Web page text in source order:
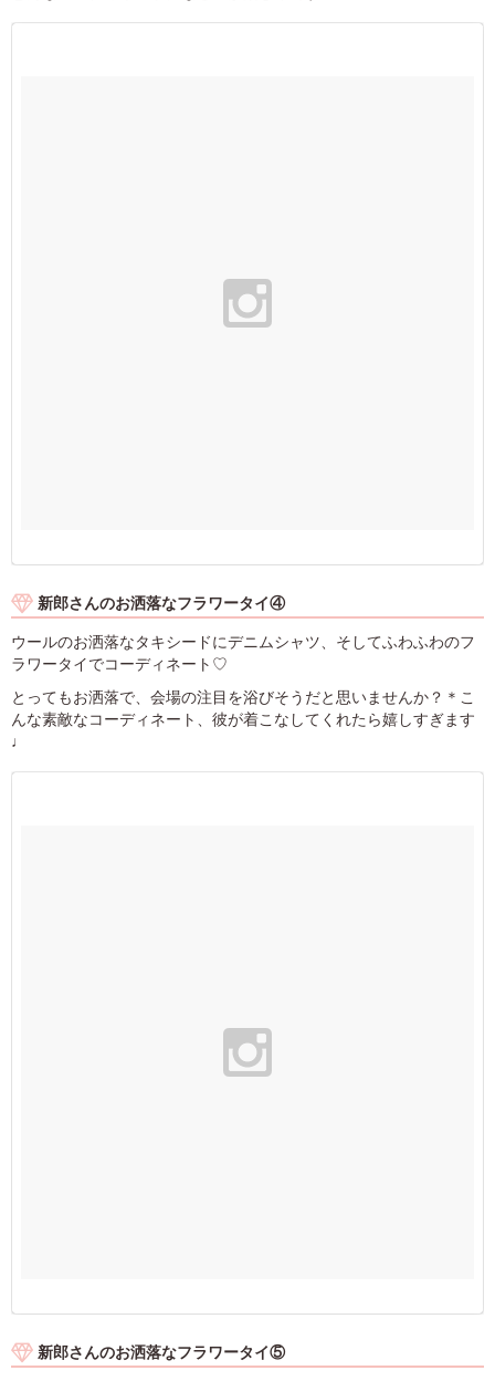
新郎さんのお洒落なフラワータイ④
ウールのお洒落なタキシードにデニムシャツ、そしてふわふわのフ
ラワータイでコーディネート♡
とってもお洒落で、会場の注目を浴びそうだと思いませんか？＊こ
んな素敵なコーディネート、彼が着こなしてくれたら嬉しすぎます
♩
新郎さんのお洒落なフラワータイ⑤